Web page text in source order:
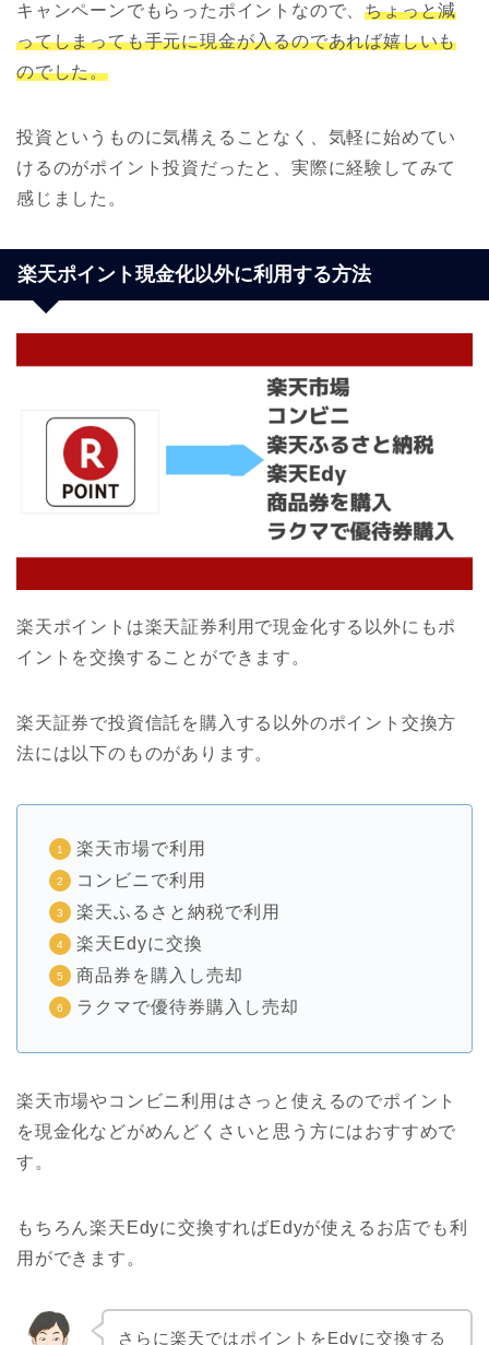
キャンペーンでもらったポイントなので、ちょっと減
ってしまっても手元に現金が入るのであれば嬉しいも
のでした。
投資というものに気構えることなく、気軽に始めてい
けるのがポイント投資だったと、実際に経験してみて
感じました。
楽天ポイント現金化以外に利用する方法
楽天ポイントは楽天証券利用で現金化する以外にもポ
イントを交換することができます。
楽天証券で投資信託を購入する以外のポイント交換方
法には以下のものがあります。
楽天市場で利用
コンビニで利用
楽天ふるさと納税で利用
楽天Edyに交換
商品券を購入し売却
ラクマで優待券購入し売却
楽天市場やコンビニ利用はさっと使えるのでポイント
を現金化などがめんどくさいと思う方にはおすすめで
す。
もちろん楽天Edyに交換すればEdyが使えるお店でも利
用ができます。
さらに楽天ではポイントをEdyに交換する